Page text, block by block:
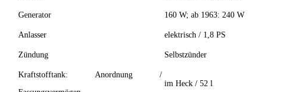
Generator 160 W; ab 1963: 240 W
Anlasser elektrisch / 1,8 PS
Zündung Selbstzünder
Kraftstofftank: Anordnung /
im Heck / 52 l